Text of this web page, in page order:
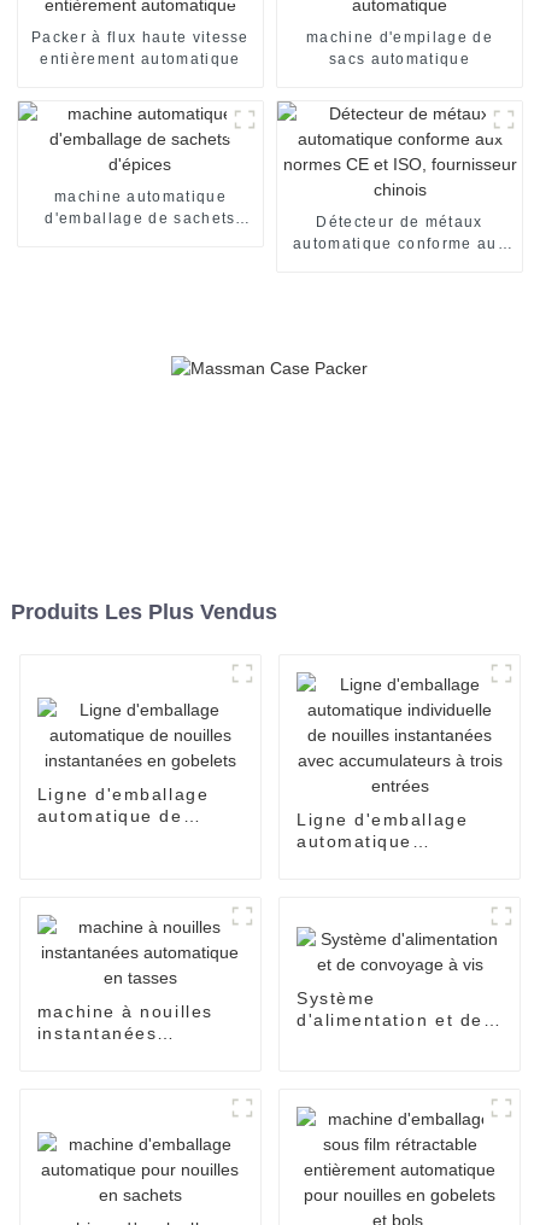
sachets individuels. Ligne
de production de
conditionnement.
Packer à flux haute vitesse
entièrement automatique
machine d'empilage de
sacs automatique
machine automatique
d'emballage de sachets
Détecteur de métaux
automatique conforme aux
Produits Les Plus Vendus
Ligne d'emballage
automatique de
Ligne d'emballage
automatique
avec accumulateurs à
trois entrées
machine à nouilles
instantanées
Système
d'alimentation et de